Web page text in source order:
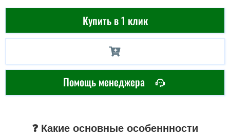
Купить в 1 клик
Помощь менеджера
❓ Какие основные особеннности